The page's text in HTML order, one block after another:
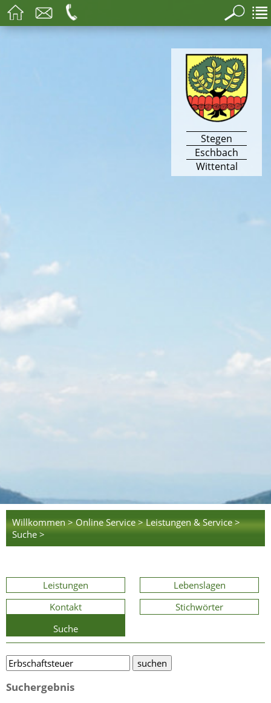
Stegen
Eschbach
Wittental
Willkommen > Online Service > Leistungen & Service >
Suche >
Leistungen
Lebenslagen
Kontakt
Stichwörter
Suche
Suchergebnis